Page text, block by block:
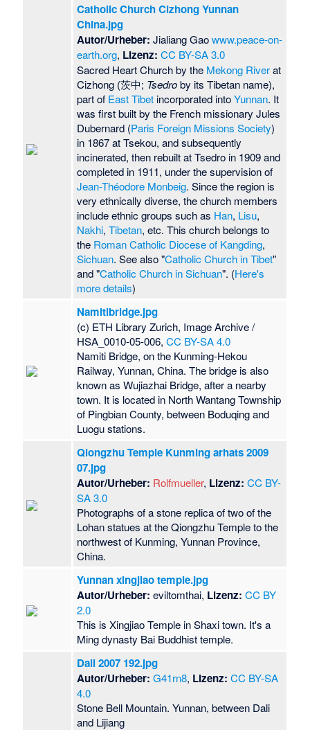
Catholic Church Cizhong Yunnan
China.jpg
Autor/Urheber: Jialiang Gaowww.peace-on-
earth.org, Lizenz: CC BY-SA 3.0
Sacred Heart Church by the Mekong Riverat
Cizhong (茨中; Tsedroby its Tibetan name),
part of East Tibet incorporated intoYunnan. It
was first built by the French missionary Jules
Dubernard (Paris Foreign Missions Society)
in 1867 at Tsekou, and subsequently
incinerated, then rebuilt at Tsedro in 1909 and
completed in 1911, under the supervision of
Jean-Théodore Monbeig. Since the region is
very ethnically diverse, the church members
include ethnic groups such as Han, Lisu,
Nakhi,Tibetan, etc. This church belongs to
the Roman Catholic Diocese of Kangding,
Sichuan. See also "Catholic Church in Tibet"
and "Catholic Church in Sichuan". (Here's
more details)
Namitibridge.jpg
(c) ETH Library Zurich, Image Archive /
HSA_0010-05-006,CC BY-SA 4.0
Namiti Bridge, on the Kunming-Hekou
Railway, Yunnan, China. The bridge is also
known as Wujiazhai Bridge, after a nearby
town. It is located in North Wantang Township
of Pingbian County, between Boduqing and
Luogu stations.
Qiongzhu Temple Kunming arhats 2009
07.jpg
Autor/Urheber: Rolfmueller, Lizenz: CC BY-
SA 3.0
Photographs of a stone replica of two of the
Lohan statues at the Qiongzhu Temple to the
northwest of Kunming, Yunnan Province,
China.
Yunnan xingjiao temple.jpg
Autor/Urheber: eviltomthai, Lizenz: CC BY
2.0
This is Xingjiao Temple in Shaxi town. It's a
Ming dynasty Bai Buddhist temple.
Dali 2007 192.jpg
Autor/Urheber: G41rn8, Lizenz: CC BY-SA
4.0
Stone Bell Mountain. Yunnan, between Dali
and Lijiang